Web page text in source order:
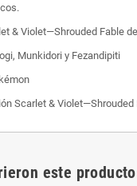
& Violet—Shrouded Fable
Munkidori y Fezandipiti
Scarlet & Violet—Shrouded
este